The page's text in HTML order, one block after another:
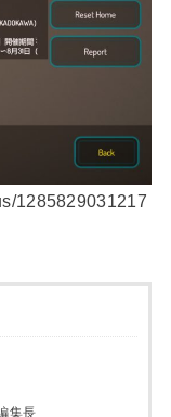
1285829031217
集長